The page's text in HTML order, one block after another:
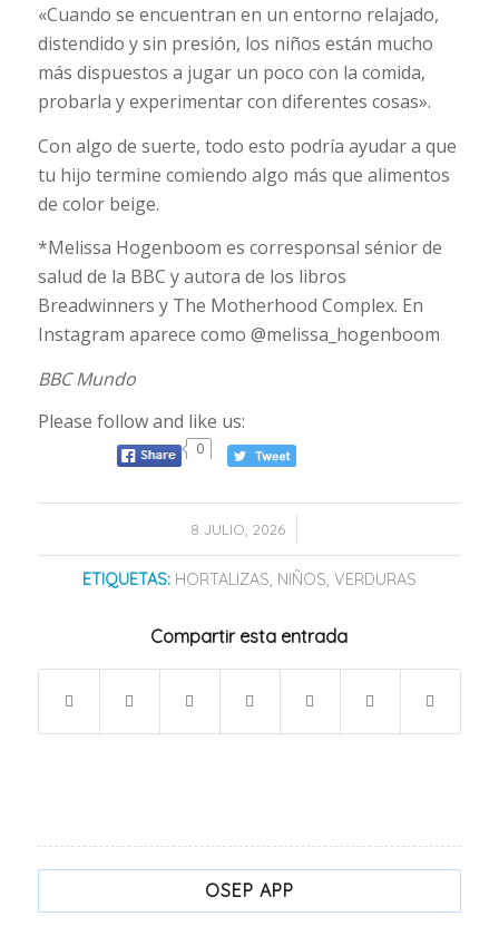
«Cuando se encuentran en un entorno relajado,
distendido y sin presión, los niños están mucho
más dispuestos a jugar un poco con la comida,
probarla y experimentar con diferentes cosas».
Con algo de suerte, todo esto podría ayudar a que
tu hijo termine comiendo algo más que alimentos
de color beige.
*Melissa Hogenboom es corresponsal sénior de
salud de la BBC y autora de los libros
Breadwinners y The Motherhood Complex. En
Instagram aparece como @melissa_hogenboom
BBC Mundo
Please follow and like us:
0
8 JULIO, 2026
ETIQUETAS: HORTALIZAS, NIÑOS, VERDURAS
Compartir esta entrada
OSEP APP